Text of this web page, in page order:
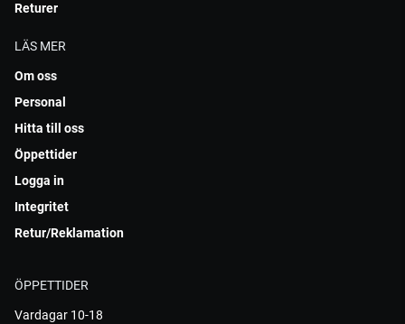
Returer
LÄS MER
Om oss
Personal
Hitta till oss
Öppettider
Logga in
Integritet
Retur/Reklamation
ÖPPETTIDER
Vardagar 10-18